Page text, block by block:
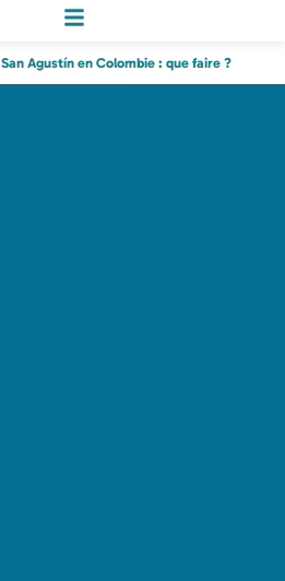
San Agustín en Colombie : que faire ?